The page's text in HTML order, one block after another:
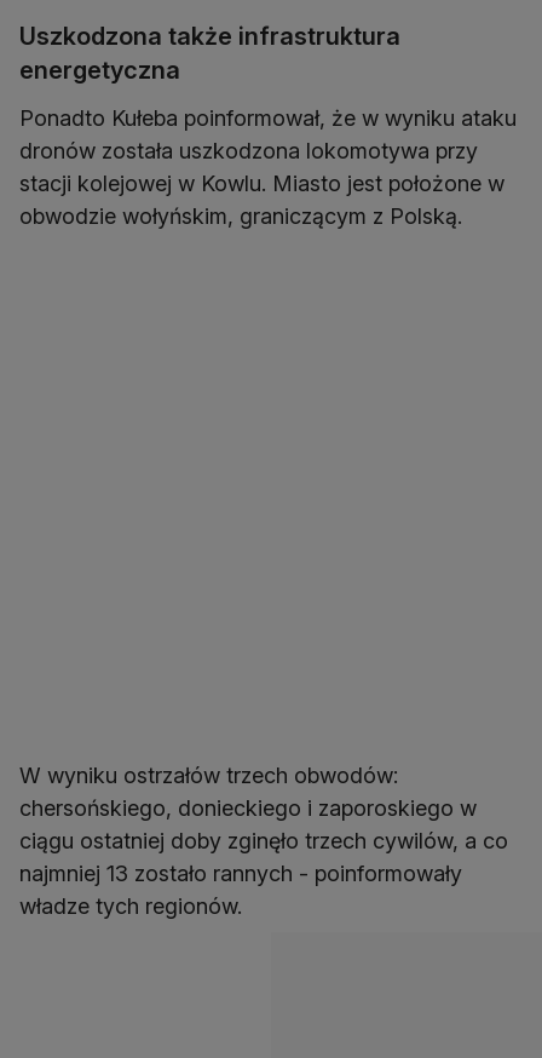
Uszkodzona także infrastruktura
energetyczna
Ponadto Kułeba poinformował, że w wyniku ataku
dronów została uszkodzona lokomotywa przy
stacji kolejowej w Kowlu. Miasto jest położone w
obwodzie wołyńskim, graniczącym z Polską.
W wyniku ostrzałów trzech obwodów:
chersońskiego, donieckiego i zaporoskiego w
ciągu ostatniej doby zginęło trzech cywilów, a co
najmniej 13 zostało rannych - poinformowały
władze tych regionów.